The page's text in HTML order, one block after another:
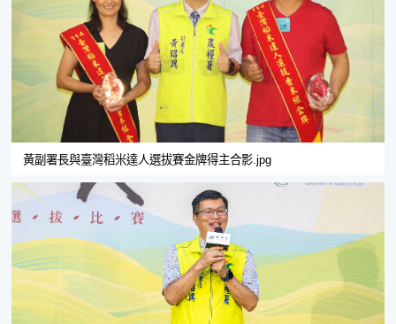
黃副署長與臺灣稻米達人選拔賽金牌得主合影.jpg